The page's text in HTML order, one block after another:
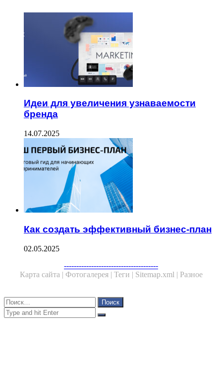
Идеи для увеличения узнаваемости
бренда
14.07.2025
Как создать эффективный бизнес-план
02.05.2025
--------------------------------------
Карта сайта | Фотогалерея | Теги | Sitemap.xml | Разное
Close
Найти:
Close
Search